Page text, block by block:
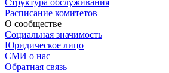
Структура обслуживания
Расписание комитетов
О сообществе
Социальная значимость
Юридическое лицо
СМИ о нас
Обратная связь